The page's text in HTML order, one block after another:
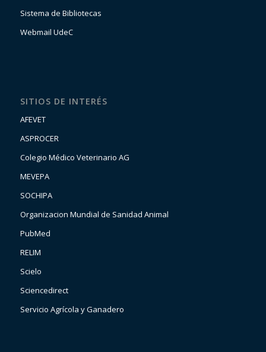
Sistema de Bibliotecas
Webmail UdeC
SITIOS DE INTERÉS
AFEVET
ASPROCER
Colegio Médico Veterinario AG
MEVEPA
SOCHIPA
Organizacion Mundial de Sanidad Animal
PubMed
RELIM
Scielo
Sciencedirect
Servicio Agrícola y Ganadero